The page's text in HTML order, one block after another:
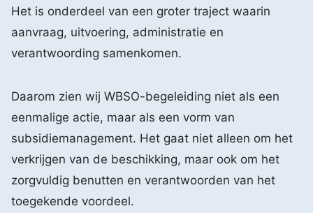
Het is onderdeel van een groter traject waarin
aanvraag, uitvoering, administratie en
verantwoording samenkomen.
Daarom zien wij WBSO-begeleiding niet als een
eenmalige actie, maar als een vorm van
subsidiemanagement. Het gaat niet alleen om het
verkrijgen van de beschikking, maar ook om het
zorgvuldig benutten en verantwoorden van het
toegekende voordeel.